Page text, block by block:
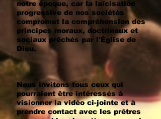
notre époque, car la laïcisation
progressive de nos sociétés
compromet la compréhension des
principes moraux, doctrinaux et
sociaux prêchés par l'Église de
Dieu.
Nous invitons tous ceux qui
pourraient être intéressés à
visionner la vidéo ci-jointe et à
prendre contact avec les prêtres